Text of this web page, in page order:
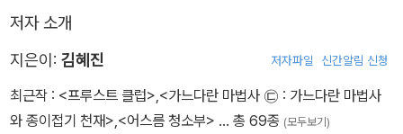
이 집의 황금기였을 거야. 그런데 갑자기 여름 모임을 안 하시겠다고
정 교수는 홀로 이 집에 머물렀다. 아무런 글도 쓰지 않고, 아무 말도
하지 않고, 죽음과 같은 침묵 속에서.
저자 소개
지은이: 김혜진 저자파일 신간알림 신청
최근작 : <프루스트 클럽>,<가느다란 마법사 ㉢ : 가느다란 마법사
와 종이접기 천재>,<어스름 청소부> … 총 69종 (모두보기)